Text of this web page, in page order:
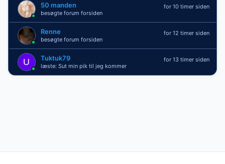
50 manden
besøgte forum forsiden
for 10 timer siden
Renne
besøgte forum forsiden
for 12 timer siden
Tuktuk79
læste: Sut min pik til jeg kommer
for 13 timer siden